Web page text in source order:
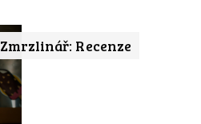
Zmrzlinář: Recenze